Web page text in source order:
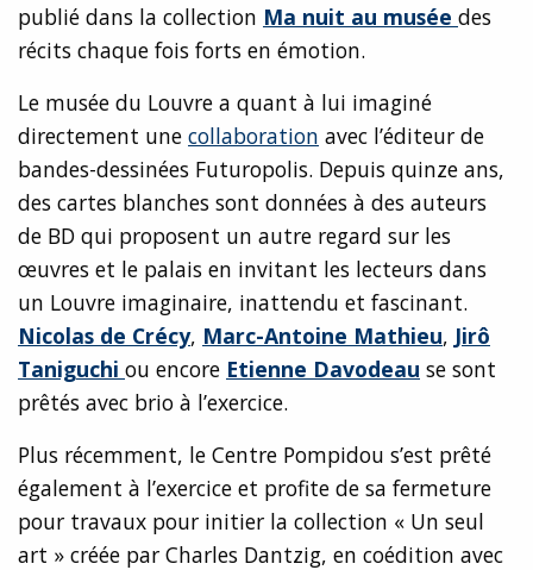
publié dans la collection Ma nuit au musée des
récits chaque fois forts en émotion.
Le musée du Louvre a quant à lui imaginé
directement une collaboration avec l’éditeur de
bandes-dessinées Futuropolis. Depuis quinze ans,
des cartes blanches sont données à des auteurs
de BD qui proposent un autre regard sur les
œuvres et le palais en invitant les lecteurs dans
un Louvre imaginaire, inattendu et fascinant.
Nicolas de Crécy, Marc-Antoine Mathieu, Jirô
Taniguchi ou encore Etienne Davodeau se sont
prêtés avec brio à l’exercice.
Plus récemment, le Centre Pompidou s’est prêté
également à l’exercice et profite de sa fermeture
pour travaux pour initier la collection « Un seul
art » créée par Charles Dantzig, en coédition avec